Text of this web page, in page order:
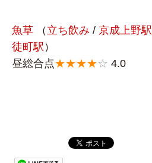
魚草 （ 立ち飲み / 京成上野駅
徒町駅 ）
昼総合点★★★★☆ 4.0